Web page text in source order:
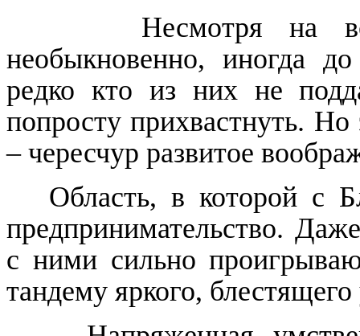
Несмотря на
необыкновенно, иногда до
редко кто из них не
попросту прихвастнуть. Но
– чересчур развитое
Область, в которой с
предпринимательство.
с ними сильно
тандему яркого,